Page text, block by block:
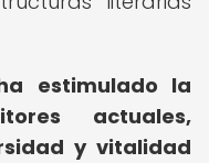
estimulado la
actuales,
y vitalidad